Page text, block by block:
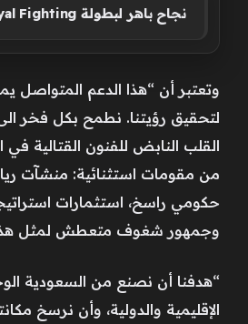
نجاح باهر لبطولة Royal Fighting
وتعتبر أن “هذا الدعم المتواصل
لتحقيق رؤيتنا. نطمح بكل فخر
القلب النابض للفنون القتالية في
من مقومات استثنائية: منشآت
حكومي راسخ، استثمارات
وجمهور شغوف متعطش لمثل
“هدفنا أن نصنع من السعودية
الإقليمية والدولية، وأن نرسخ